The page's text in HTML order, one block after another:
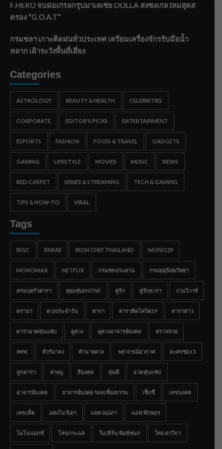
F.HERO จับมือเกิร์ลกรุ๊ปมาเลเซีย DOLLA ส่งซิงเกิลใหม่สุดส
ตรอง “G.O.A.T”
กรมชลฯ เกาะติดฝนทั่วประเทศ เตรียมเครื่องจักรรับมือน้ำ
หลาก เฝ้าระวังพื้นที่เสี่ยง
Categories
ASTROLOGY BEAUTY & HEALTH CELEBRITIES
CORPORATE EDITOR'S PICKS ENTERTAINMENT
ESPORTS FASHION FOOD & TRAVEL GADGETS
GAMING LIFESTYLE MOVIES MUSIC NEWS
RED CARPET SERIES & STREAMING TECH & GAMING
TIPS & HOW-TO VIRAL
Tags
BIGC BNK48 IRON CHEF THAILAND MONO29
MONOMAX NETFLIX กรมชลประทาน กรมอุตุนิยมวิทยา
ครอบครัวดารา คุยแซ่บSHOW คู่รัก คู่รักดารา งานวิวาห์
ดราม่า ดวงประจำวัน ดารา ดาราติดโควิด19 ดาราสาว
ดาราอวดหุ่นแซ่บ ดูดวง ดูดวงอาจารย์มงคล ตรวจหวย
ททท. ทัวร์มาลง ทำนายดวง พยากรณ์อากาศ ละครช่อง 3
ลูกดารา สายมู สีมงคล หุ่นดี อวดหุ่นแซ่บ
อาจารย์มงคล อาจารย์มงคล รอดเที่ยงธรรม เซ็กซี่ เลขมงคล
เลขเด็ด แตงโม นิดา แพท ณปภา แอฟ ทักษอร
โมโนแมกซ์ โหนกระแส ใบเฟิร์น พิมพ์ชนก ใหม่ ดาวิกา